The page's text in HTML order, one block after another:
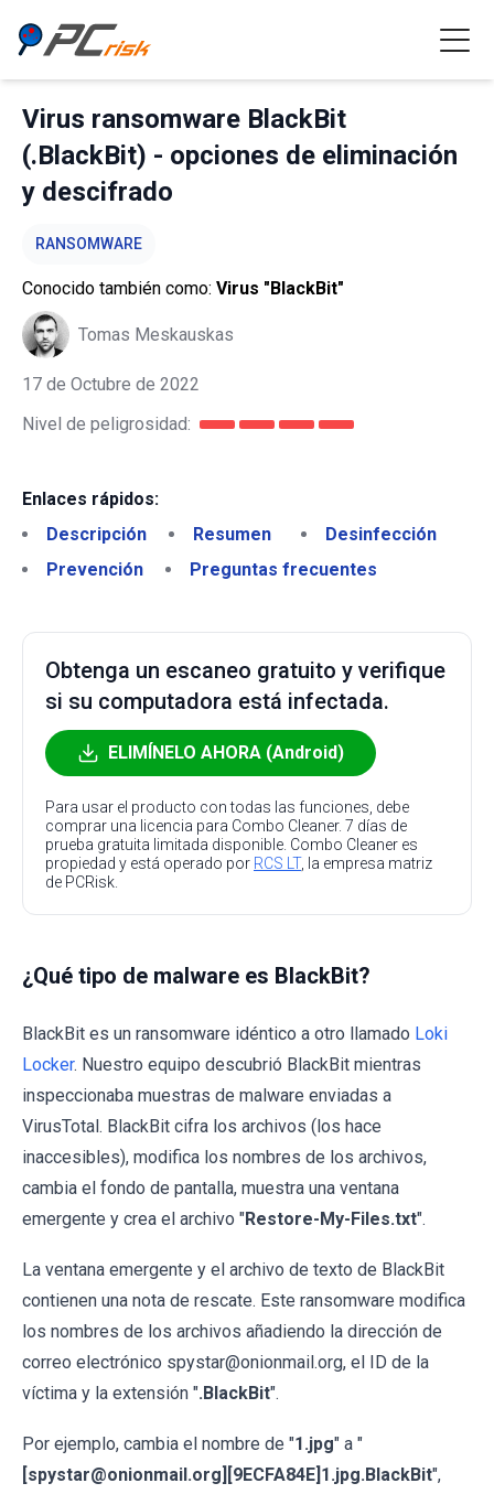
Virus ransomware BlackBit
(.BlackBit) - opciones de eliminación
y descifrado
RANSOMWARE
Conocido también como: Virus "BlackBit"
Tomas Meskauskas
17 de Octubre de 2022
Nivel de peligrosidad:
Enlaces rápidos:
Descripción
Resumen
Desinfección
Prevención
Preguntas frecuentes
Obtenga un escaneo gratuito y verifique
si su computadora está infectada.
ELIMÍNELO AHORA (Android)
Para usar el producto con todas las funciones, debe
comprar una licencia para Combo Cleaner. 7 días de
prueba gratuita limitada disponible. Combo Cleaner es
propiedad y está operado por RCS LT, la empresa matriz
de PCRisk.
¿Qué tipo de malware es BlackBit?
BlackBit es un ransomware idéntico a otro llamado Loki
Locker. Nuestro equipo descubrió BlackBit mientras
inspeccionaba muestras de malware enviadas a
VirusTotal. BlackBit cifra los archivos (los hace
inaccesibles), modifica los nombres de los archivos,
cambia el fondo de pantalla, muestra una ventana
emergente y crea el archivo "Restore-My-Files.txt".
La ventana emergente y el archivo de texto de BlackBit
contienen una nota de rescate. Este ransomware modifica
los nombres de los archivos añadiendo la dirección de
correo electrónico spystar@onionmail.org, el ID de la
víctima y la extensión ".BlackBit".
Por ejemplo, cambia el nombre de "1.jpg" a "
[spystar@onionmail.org][9ECFA84E]1.jpg.BlackBit",